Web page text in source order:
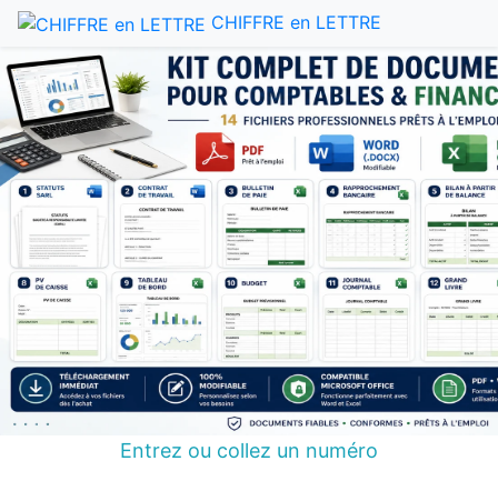
CHIFFRE en LETTRE
Entrez ou collez un numéro